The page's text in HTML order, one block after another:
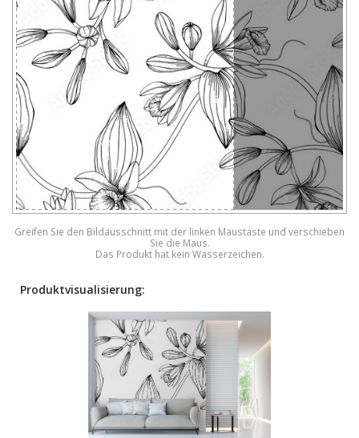
Greifen Sie den Bildausschnitt mit der linken Maustaste und verschieben
Sie die Maus.
Das Produkt hat kein Wasserzeichen.
Produktvisualisierung: